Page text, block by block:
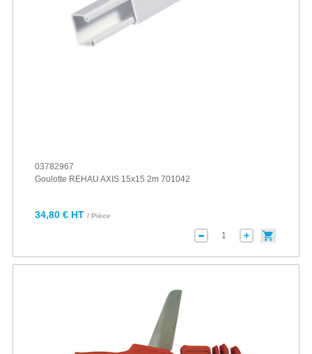
03782967
Goulotte REHAU AXIS 15x15 2m 701042
34,80 € HT / Pièce